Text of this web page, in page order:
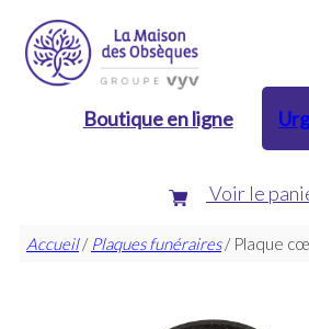
Aller
au
contenu
Boutique en ligne
Voir le
Accueil/ Plaques funéraires/ Plaque